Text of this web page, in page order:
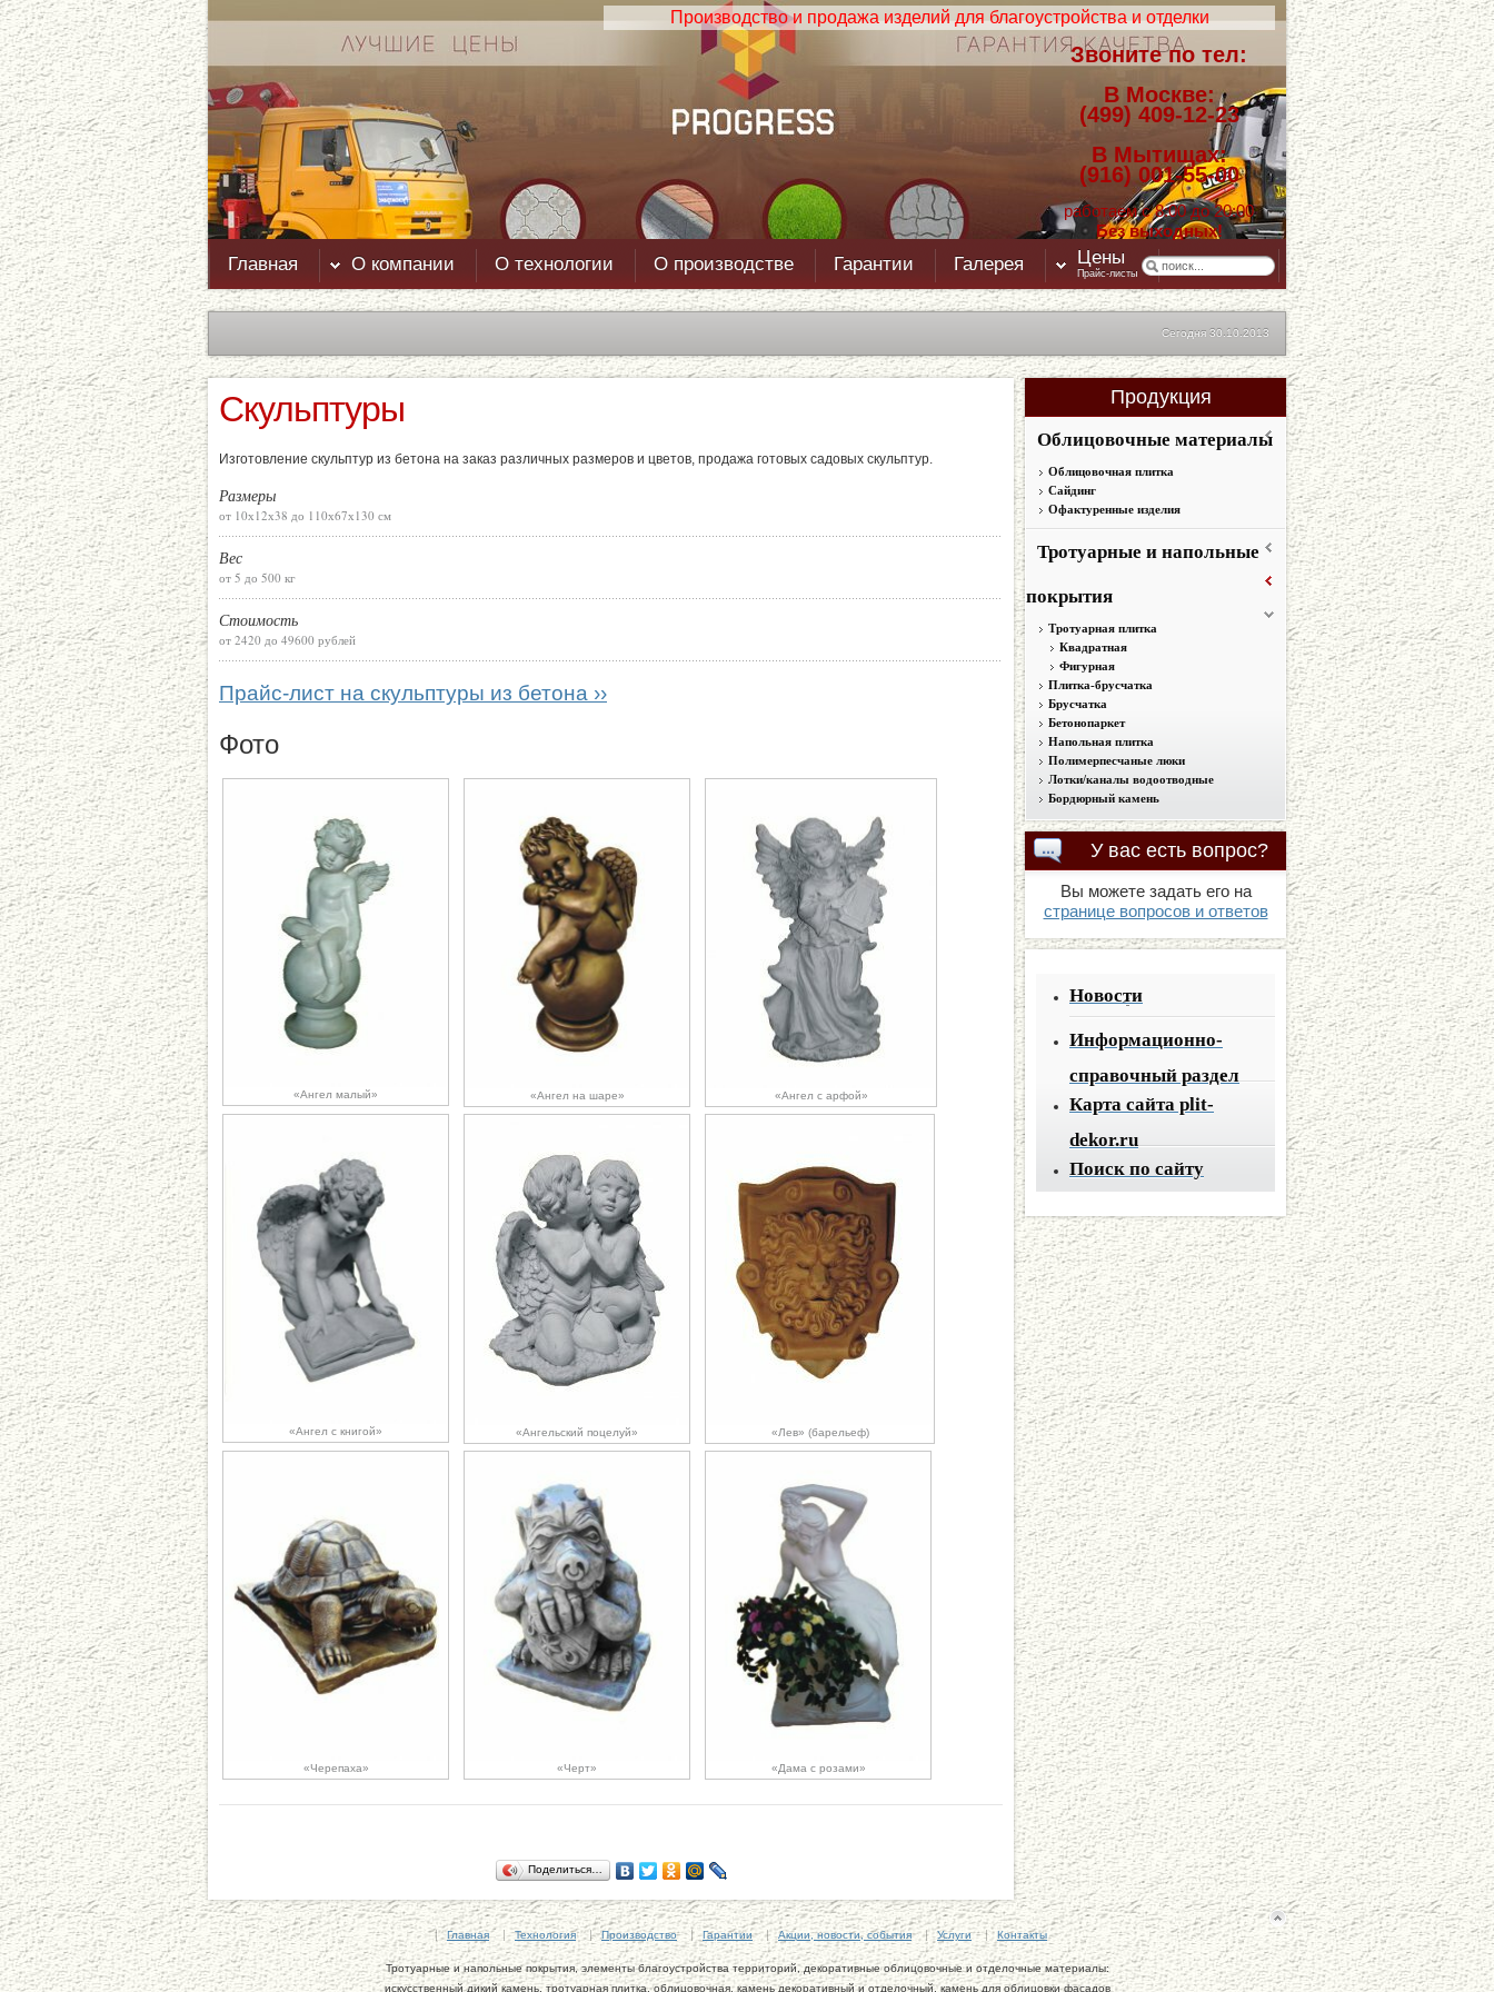
Производство и продажа изделий для благоустройства и отделки
Звоните по тел:
В Москве:
(499) 409-12-23
В Мытищах:
(916) 001-55-00
работаем с 8:00 до 20:00
Без выходных!
Главная О компании О технологии О производстве Гарантии Галерея Цены
Прайс-листы Контакты
Сегодня 30.10.2013
Скульптуры
Изготовление скульптур из бетона на заказ различных размеров и цветов, продажа готовых садовых скульптур.
Размеры
от 10х12х38 до 110х67х130 см
Вес
от 5 до 500 кг
Стоимость
от 2420 до 49600 рублей
Прайс-лист на скульптуры из бетона ››
Фото
«Ангел малый» «Ангел на шаре» «Ангел с арфой»
«Ангел с книгой» «Ангельский поцелуй» «Лев» (барельеф)
«Черепаха» «Черт» «Дама с розами»
Поделиться…
Продукция
Облицовочные материалы
Облицовочная плитка
Сайдинг
Офактуренные изделия
Тротуарные и напольные
покрытия
Тротуарная плитка
Квадратная
Фигурная
Плитка-брусчатка
Брусчатка
Бетонопаркет
Напольная плитка
Полимерпесчаные люки
Лотки/каналы водоотводные
Бордюрный камень
Увас есть вопрос?
Вы можете задать его на
странице вопросов и ответов
Новости
Информационно-
справочный раздел
Карта сайта plit-
dekor.ru
Поиск по сайту
Главная Технология Производство Гарантии Акции, новости, события Услуги Контакты
Тротуарные и напольные покрытия, элементы благоустройства территорий, декоративные облицовочные и отделочные материалы:
искусственный дикий камень, тротуарная плитка, облицовочная, камень декоративный и отделочный, камень для облицовки фасадов